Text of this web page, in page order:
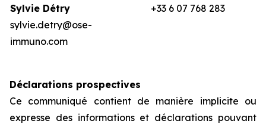
Sylvie Détry
sylvie.detry@ose-
immuno.com
+33 6 07 768 283
Déclarations prospectives
Ce communiqué contient de manière implicite ou
expresse des informations et déclarations pouvant